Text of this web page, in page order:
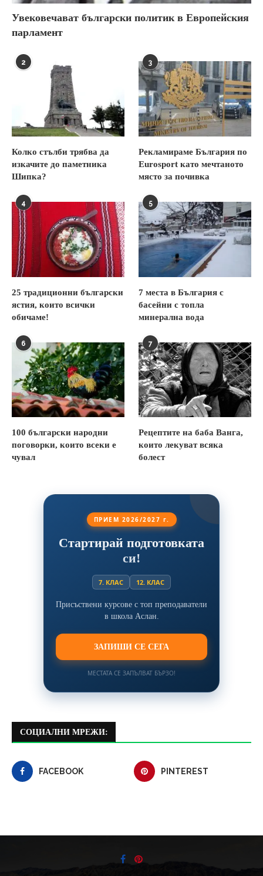
Увековечават български политик в Европейския
парламент
2
Колко стълби трябва да
изкачите до паметника
Шипка?
3
Рекламираме България по
Eurosport като мечтаното
място за почивка
4
25 традиционни български
ястия, които всички
обичаме!
5
7 места в България с
басейни с топла
минерална вода
6
100 български народни
поговорки, които всеки е
чувал
7
Рецептите на баба Ванга,
които лекуват всяка
болест
ПРИЕМ 2026/2027 г.
Стартирай подготовката
си!
7. КЛАС 12. КЛАС
Присъствени курсове с топ преподаватели
в школа Аслан.
ЗАПИШИ СЕ СЕГА
МЕСТАТА СЕ ЗАПЪЛВАТ БЪРЗО!
СОЦИАЛНИ МРЕЖИ:
FACEBOOK PINTEREST